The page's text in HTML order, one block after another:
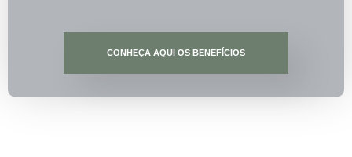
CONHEÇA AQUI OS BENEFÍCIOS